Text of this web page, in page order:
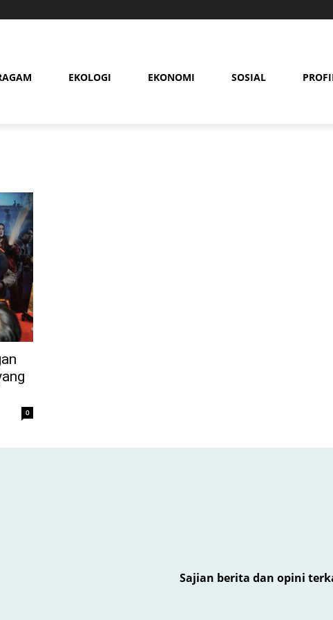
EKOLOGI EKONOMI SOSIAL
0
Sajian berita dan opini